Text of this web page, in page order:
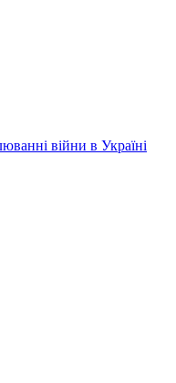
війни в Україні